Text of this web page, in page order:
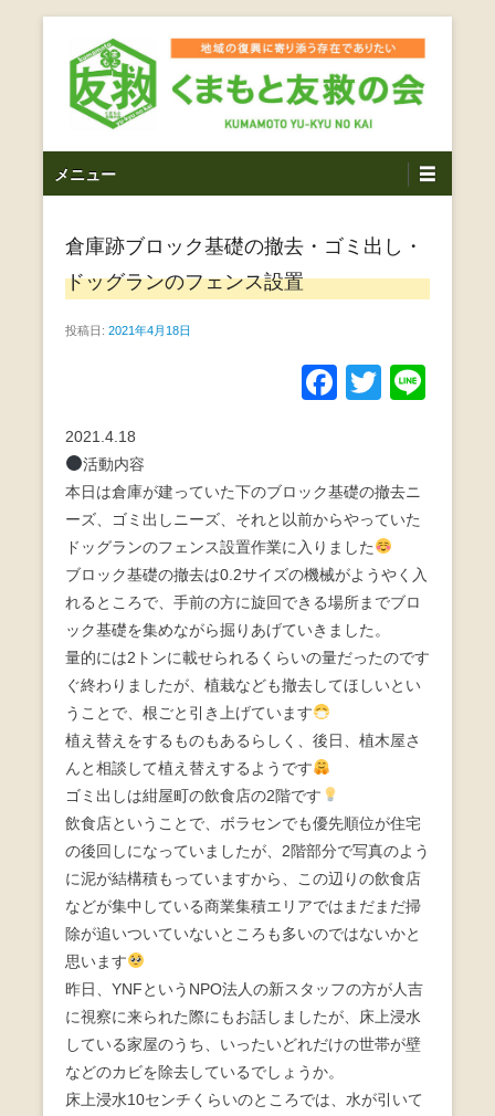
ス
くまもと友救の会｜地域
の復興に寄り添う存在で
ありたい｜熊本県上益城
郡益城町｜災害ボランテ
し代表松岡亮太を中心に、熊本地震発生直後から被災者の
復興・生活再建を目的に活動しているボランティア団体で
イ
メニュー
倉庫跡ブロック基礎の撤去・ゴミ出し・
ドッグランのフェンス設置
投稿日: 2021年4月18日
F
e
b
o
o
k
T
er
2021.4.18
活動内容
本日は倉庫が建っていた下のブロック基礎の撤去ニ
ーズ、ゴミ出しニーズ、それと以前からやっていた
ドッグランのフェンス設置作業に入りました
ブロック基礎の撤去は0.2サイズの機械がようやく入
れるところで、手前の方に旋回できる場所までブロ
ック基礎を集めながら掘りあげていきました。
量的には2トンに載せられるくらいの量だったのです
ぐ終わりましたが、植栽なども撤去してほしいとい
うことで、根ごと引き上げています
植え替えをするものもあるらしく、後日、植木屋さ
んと相談して植え替えするようです
ゴミ出しは紺屋町の飲食店の2階です
飲食店ということで、ボラセンでも優先順位が住宅
の後回しになっていましたが、2階部分で写真のよう
に泥が結構積もっていますから、この辺りの飲食店
などが集中している商業集積エリアではまだまだ掃
除が追いついていないところも多いのではないかと
思います
昨日、YNFというNPO法人の新スタッフの方が人吉
に視察に来られた際にもお話しましたが、床上浸水
している家屋のうち、いったいどれだけの世帯が壁
などのカビを除去しているでしょうか。
床上浸水10センチくらいのところでは、水が引いて